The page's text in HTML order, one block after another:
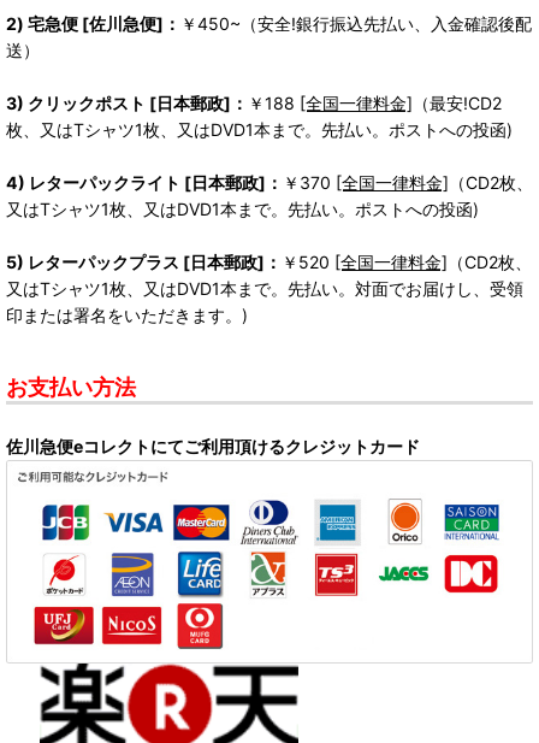
2) 宅急便 [佐川急便]： ￥450~（安全!銀行振込先払い、入金確認後配
送）
3) クリックポスト [日本郵政]： ￥188 [全国一律料金] （最安!CD2
枚、又はTシャツ1枚、又はDVD1本まで。先払い。ポストへの投函)
4) レターパックライト [日本郵政]： ￥370 [全国一律料金] （CD2枚、
又はTシャツ1枚、又はDVD1本まで。先払い。ポストへの投函)
5) レターパックプラス [日本郵政]： ￥520 [全国一律料金] （CD2枚、
又はTシャツ1枚、又はDVD1本まで。先払い。対面でお届けし、受領
印または署名をいただきます。)
お支払い方法
佐川急便eコレクトにてご利用頂けるクレジットカード